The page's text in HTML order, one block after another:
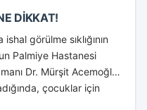
DİKKAT!
görülme sıklığının
Palmiye Hastanesi
Dr. Mürşit Acemoğlu,
çocuklar için